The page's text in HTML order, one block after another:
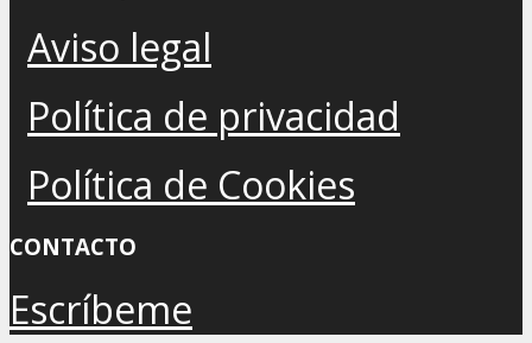
Aviso legal
Política de privacidad
Política de Cookies
CONTACTO
Escríbeme